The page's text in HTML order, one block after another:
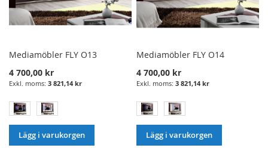
Mediamöbler FLY O13
4 700,00 kr
3 821,14 kr
Lägg i varukorgen
Mediamöbler FLY O14
4 700,00 kr
3 821,14 kr
Lägg i varukorgen